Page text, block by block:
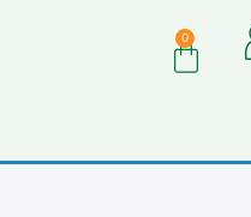
0